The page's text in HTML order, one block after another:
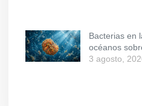
Bacterias en
océanos
3 agosto,